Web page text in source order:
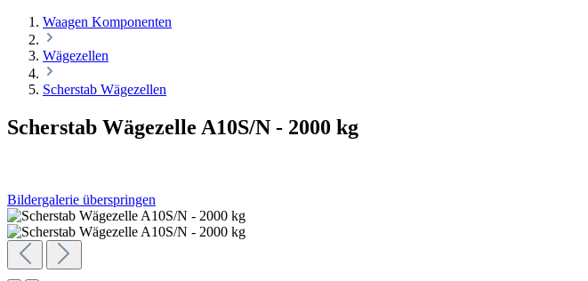
Waagen Komponenten
Wägezellen
Scherstab Wägezellen
Scherstab Wägezelle A10S/N - 2000 kg
Bildergalerie überspringen